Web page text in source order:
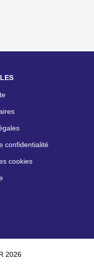
confidentialité
cookies
2026